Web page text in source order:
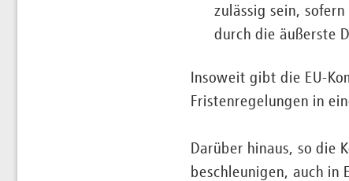
zulässig sein,
durch die äußerste
Insoweit gibt die EU-
Fristenregelungen in
Darüber hinaus, so die
beschleunigen, auch in